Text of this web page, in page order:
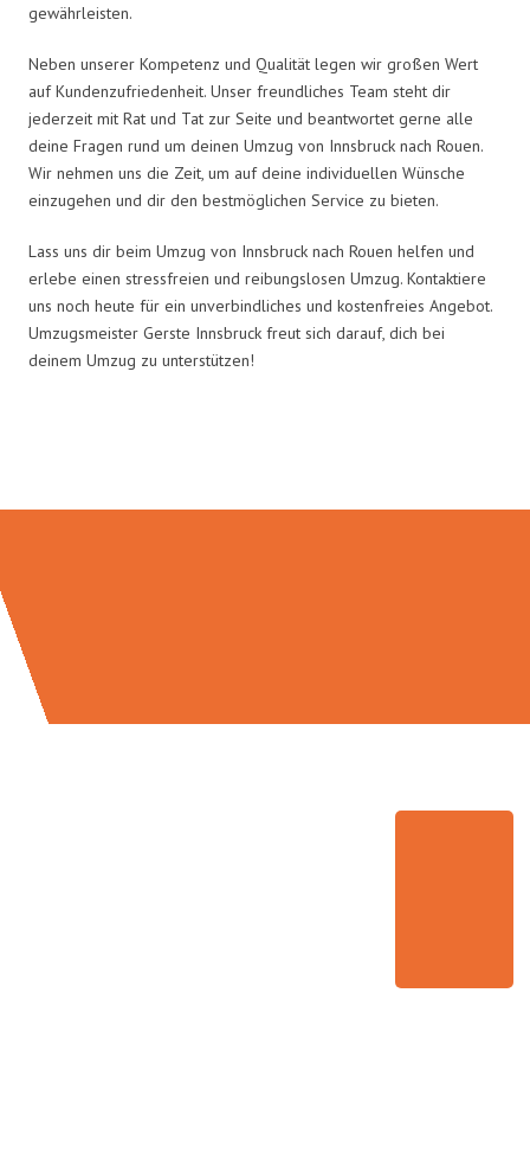
gewährleisten.
Neben unserer Kompetenz und Qualität legen wir großen Wert
auf Kundenzufriedenheit. Unser freundliches Team steht dir
jederzeit mit Rat und Tat zur Seite und beantwortet gerne alle
deine Fragen rund um deinen Umzug von Innsbruck nach Rouen.
Wir nehmen uns die Zeit, um auf deine individuellen Wünsche
einzugehen und dir den bestmöglichen Service zu bieten.
Lass uns dir beim Umzug von Innsbruck nach Rouen helfen und
erlebe einen stressfreien und reibungslosen Umzug. Kontaktiere
uns noch heute für ein unverbindliches und kostenfreies Angebot.
Umzugsmeister Gerste Innsbruck freut sich darauf, dich bei
deinem Umzug zu unterstützen!